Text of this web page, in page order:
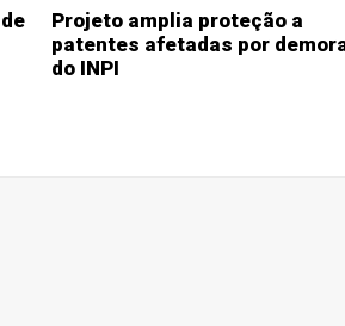
Projeto amplia proteção a
patentes afetadas por
do INPI